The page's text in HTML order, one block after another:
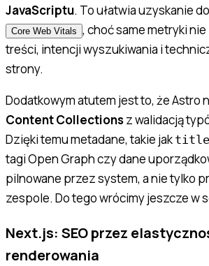
JavaScriptu. To ułatwia uzyskanie
Core Web Vitals , choć same metryki
treści, intencji wyszukiwania i
strony.
Dodatkowym atutem jest to, że Astro
Content Collectionsz walidacją
Dzięki temu metadane, takie jak title
tagi Open Graph czy dane
pilnowane przez system, a nie tylko
zespole. Do tego wrócimy jeszcze w
Next.js: SEO przez
renderowania